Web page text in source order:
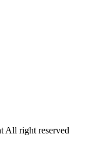
All right reserved